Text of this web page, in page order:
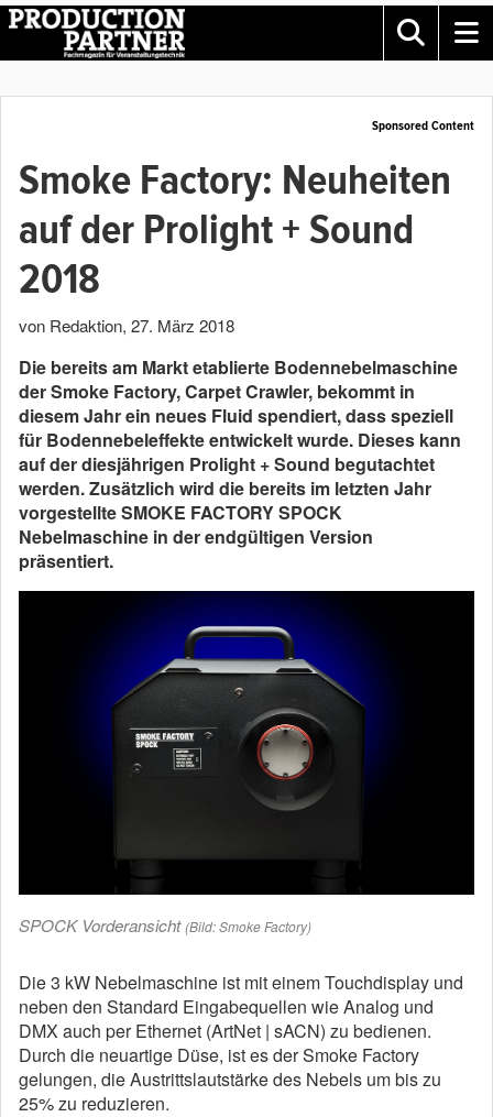
Sponsored Content
Smoke Factory: Neuheiten
auf der Prolight + Sound
2018
von Redaktion, 27. März 2018
Die bereits am Markt etablierte Bodennebelmaschine
der Smoke Factory, Carpet Crawler, bekommt in
diesem Jahr ein neues Fluid spendiert, dass speziell
für Bodennebeleffekte entwickelt wurde. Dieses kann
auf der diesjährigen Prolight + Sound begutachtet
werden. Zusätzlich wird die bereits im letzten Jahr
vorgestellte SMOKE FACTORY SPOCK
Nebelmaschine in der endgültigen Version
präsentiert.
SPOCK Vorderansicht(Bild: Smoke Factory)
Die 3 kW Nebelmaschine ist mit einem Touchdisplay und
neben den Standard Eingabequellen wie Analog und
DMX auch per Ethernet (ArtNet | sACN) zu bedienen.
Durch die neuartige Düse, ist es der Smoke Factory
gelungen, die Austrittslautstärke des Nebels um bis zu
25% zu reduzieren.